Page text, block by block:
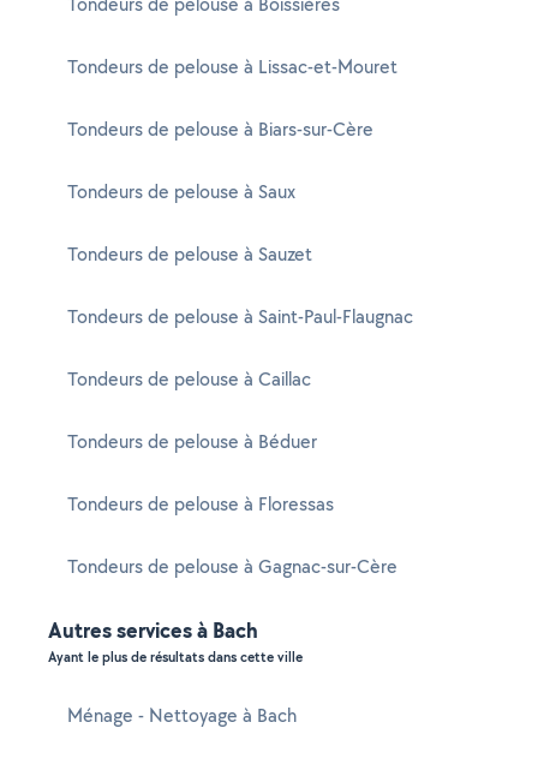
Tondeurs de pelouse à Lissac-et-Mouret
Tondeurs de pelouse à Biars-sur-Cère
Tondeurs de pelouse à Saux
Tondeurs de pelouse à Sauzet
Tondeurs de pelouse à Saint-Paul-Flaugnac
Tondeurs de pelouse à Caillac
Tondeurs de pelouse à Béduer
Tondeurs de pelouse à Floressas
Tondeurs de pelouse à Gagnac-sur-Cère
Autres services à Bach
Ayant le plus de résultats dans cette ville
Ménage - Nettoyage à Bach